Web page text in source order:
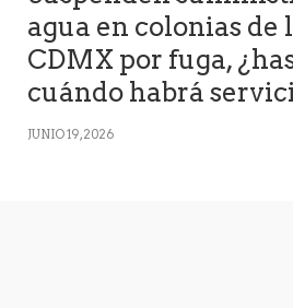
agua en colonias de
CDMX por fuga,
cuándo habrá
JUNIO 19, 2026